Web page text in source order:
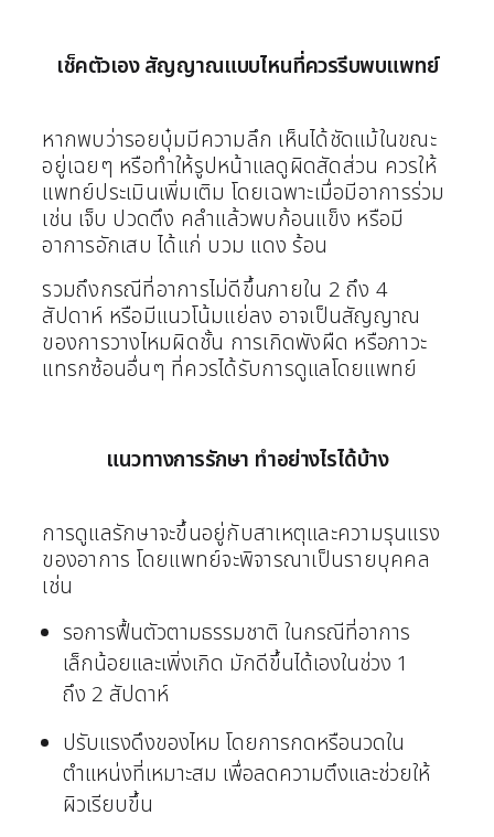
เช็คตัวเอง สัญญาณแบบไหนที่ควรรีบพบแพทย์
หากพบว่ารอยบุ๋มมีความลึก เห็นได้ชัดแม้ในขณะ
อยู่เฉยๆ หรือทำให้รูปหน้าแลดูผิดสัดส่วน ควรให้
แพทย์ประเมินเพิ่มเติม โดยเฉพาะเมื่อมีอาการร่วม
เช่น เจ็บ ปวดตึง คลำแล้วพบก้อนแข็ง หรือมี
อาการอักเสบ ได้แก่ บวม แดง ร้อน
รวมถึงกรณีที่อาการไม่ดีขึ้นภายใน 2 ถึง 4
สัปดาห์ หรือมีแนวโน้มแย่ลง อาจเป็นสัญญาณ
ของการวางไหมผิดชั้น การเกิดพังผืด หรือภาวะ
แทรกซ้อนอื่นๆ ที่ควรได้รับการดูแลโดยแพทย์
แนวทางการรักษา ทำอย่างไรได้บ้าง
การดูแลรักษาจะขึ้นอยู่กับสาเหตุและความรุนแรง
ของอาการ โดยแพทย์จะพิจารณาเป็นรายบุคคล
เช่น
รอการฟื้นตัวตามธรรมชาติ ในกรณีที่อาการ
เล็กน้อยและเพิ่งเกิด มักดีขึ้นได้เองในช่วง 1
ถึง 2 สัปดาห์
ปรับแรงดึงของไหม โดยการกดหรือนวดใน
ตำแหน่งที่เหมาะสม เพื่อลดความตึงและช่วยให้
ผิวเรียบขึ้น